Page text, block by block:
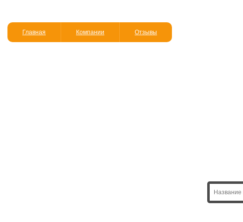
Главная Компании Отзывы